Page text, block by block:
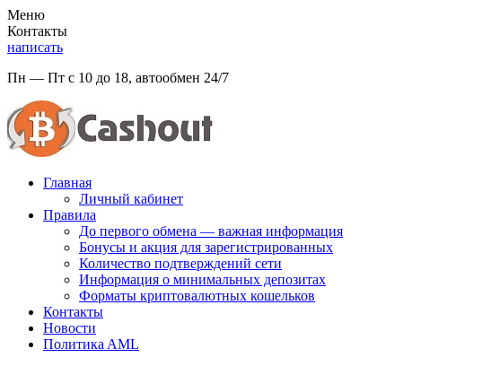
Меню
Контакты
написать
Пн — Пт с 10 до 18, автообмен 24/7
Главная
Личный кабинет
Правила
До первого обмена — важная информация
Бонусы и акция для зарегистрированных
Количество подтверждений сети
Информация о минимальных депозитах
Форматы криптовалютных кошельков
Контакты
Новости
Политикa AML